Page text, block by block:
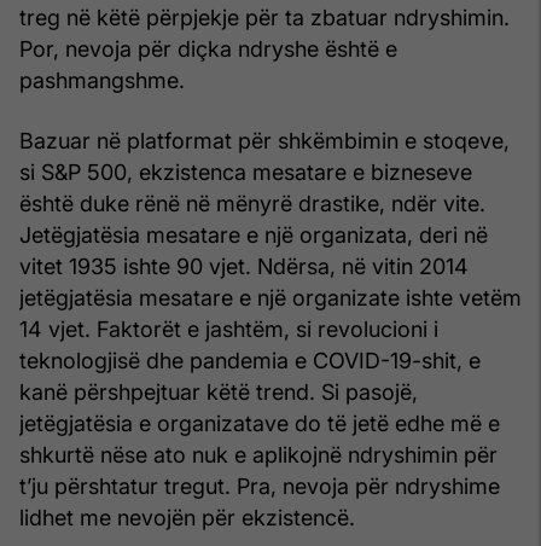
treg në këtë përpjekje për ta zbatuar ndryshimin.
Por, nevoja për diçka ndryshe është e
pashmangshme.
Bazuar në platformat për shkëmbimin e stoqeve,
si S&P 500, ekzistenca mesatare e bizneseve
është duke rënë në mënyrë drastike, ndër vite.
Jetëgjatësia mesatare e një organizata, deri në
vitet 1935 ishte 90 vjet. Ndërsa, në vitin 2014
jetëgjatësia mesatare e një organizate ishte vetëm
14 vjet. Faktorët e jashtëm, si revolucioni i
teknologjisë dhe pandemia e COVID-19-shit, e
kanë përshpejtuar këtë trend. Si pasojë,
jetëgjatësia e organizatave do të jetë edhe më e
shkurtë nëse ato nuk e aplikojnë ndryshimin për
t’ju përshtatur tregut. Pra, nevoja për ndryshime
lidhet me nevojën për ekzistencë.